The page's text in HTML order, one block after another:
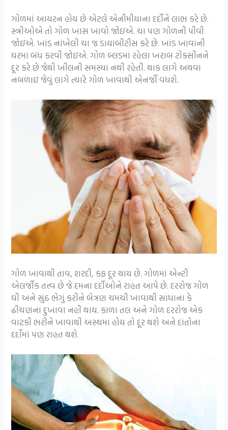
ગોળમાં આયરન હોય છે એટલે એનીમીયાના દર્દીને લાભ કરે છે.
સ્ત્રીઓએ તો ગોળ ખાસ ખાવો જોઇએ. ચા પણ ગોળની પીવી
જોઇએ. ખાંડ નાંખેલી ચા જ ડાયાબીટીસ કરે છે. ખાંડ ખાવાની
ઘરમાં બંધ કરવી જોઇએ. ગોળ બ્લડમાં રહેલા ખરાબ ટોક્સીનને
દૂર કરે છે જેથી ખીલની સમસ્યા નથી રહેતી. થાક લાગે અથવા
નબળાઇ જેવું લાગે ત્યારે ગોળ ખાવાથી એનર્જી વધશે.
ગોળ ખાવાથી તાવ, શરદી, કફ દૂર થાય છે. ગોળમાં એન્ટી
એલર્જીક તત્ત્વ છે જે દમના દર્દીઓને રાહત આપે છે. દરરોજ ગોળ
ઘી અને સુંઠ ભેગું કરીને બેત્રણ ચમચી ખાવાથી સાંધાના કે
ઢીંચણના દુખાવા નહીં થાય. કાળા તલ અને ગોળ દરરોજ એક
વાટકી ભરીને ખાવાથી અસ્થમા હોય તો દૂર થશે અને દાંતોના
દર્દોમાં પણ રાહત થશે.